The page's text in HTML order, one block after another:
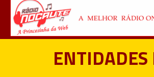
ENTIDADES